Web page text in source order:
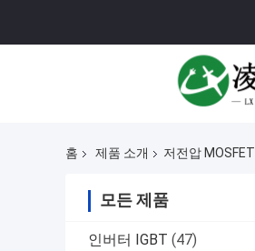
홈 제품 소개 저전압 MOSFET
모든 제품
인버터 IGBT (47)